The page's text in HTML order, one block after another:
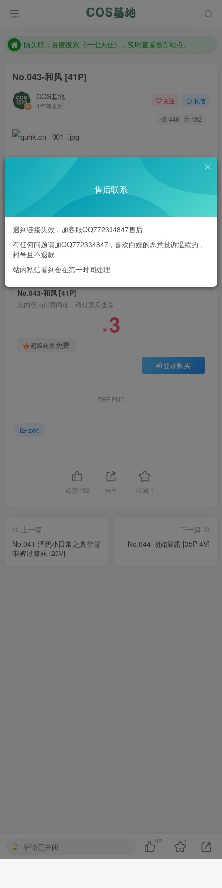
客服售后QQ：772334847
防失联：百度搜索《一七天佳》，实时查看最新站点。
No.043-和风 [41P]
COS基地
4年前更新
关注 私信
446 182
此处内容已隐藏，请付费后查看
No.043-和风 [41P]
此内容为付费阅读，请付费后查看
￥ 3
超级会员 免费
登录购买
THE END
zxkt
点赞 182 分享 收藏 1
上一篇
No.041-泽鸽小日常之真空背
带裤过膝袜 [20V]
下一篇
No.044-朝如晨露 [35P 4V]
评论已关闭
182 1
售后联系
遇到链接失效，加客服QQ772334847售后
有任何问题请加QQ772334847，喜欢白嫖的恶意投诉退款的，
封号且不退款
站内私信看到会在第一时间处理